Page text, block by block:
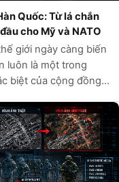
Quốc: Từ lá chắn
cho Mỹ và NATO
giới ngày càng biến
luôn là một trong
biệt của cộng đồng